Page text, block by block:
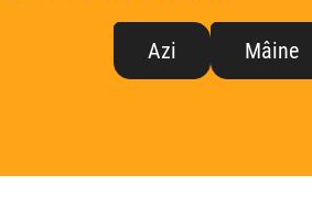
Azi Mâine